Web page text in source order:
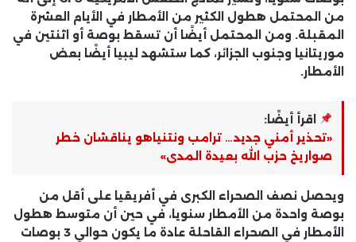
من المحتمل هطول الكثير من الأمطار في الأيام العشرة
المقبلة. ومن المحتمل أيضًا أن تسقط بوصة أو اثنتين في
موريتانيا وجنوب الجزائر، كما ستشهد ليبيا أيضًا بعض
الأمطار.
اقرأ أيضًا:
«تحذير أمني جديد… ترامب ونتنياهو يناقشان خطر
صواريخ حزب الله بعيدة المدى»
ويحصل نصف الصحراء الكبرى في أفريقيا على أقل من
بوصة واحدة من الأمطار سنويا، في حين أن متوسط ​​هطول
الأمطار في الصحراء القاحلة عادة ما يكون حوالي 3 بوصات